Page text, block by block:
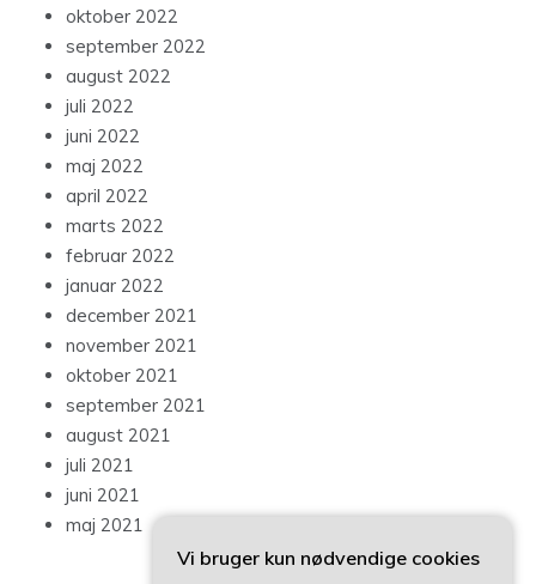
oktober 2022
september 2022
august 2022
juli 2022
juni 2022
maj 2022
april 2022
marts 2022
februar 2022
januar 2022
december 2021
november 2021
oktober 2021
september 2021
august 2021
juli 2021
juni 2021
maj 2021
Vi bruger kun nødvendige cookies